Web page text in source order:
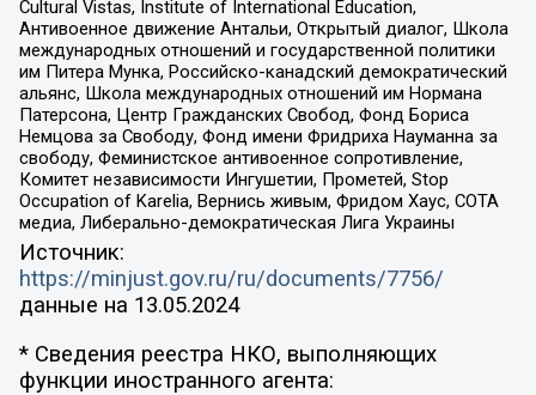
Cultural Vistas, Institute of International Education,
Антивоенное движение Антальи, Открытый диалог, Школа
международных отношений и государственной политики
им Питера Мунка, Российско-канадский демократический
альянс, Школа международных отношений им Нормана
Патерсона, Центр Гражданских Свобод, Фонд Бориса
Немцова за Свободу, Фонд имени Фридриха Науманна за
свободу, Феминистское антивоенное сопротивление,
Комитет независимости Ингушетии, Прометей, Stop
Occupation of Karelia, Вернись живым, Фридом Хаус, СОТА
медиа, Либерально-демократическая Лига Украины
Источник:
https://minjust.gov.ru/ru/documents/7756/
данные на 13.05.2024
* Сведения реестра НКО, выполняющих
функции иностранного агента: